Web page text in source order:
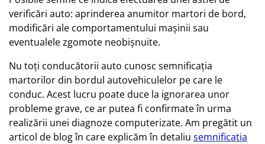
verificări auto: aprinderea anumitor martori de bord,
modificări ale comportamentului mașinii sau
eventualele zgomote neobișnuite.
Nu toți conducătorii auto cunosc semnificația
martorilor din bordul autovehiculelor pe care le
conduc. Acest lucru poate duce la ignorarea unor
probleme grave, ce ar putea fi confirmate în urma
realizării unei diagnoze computerizate. Am pregătit un
articol de blog în care explicăm în detaliu semnificatia